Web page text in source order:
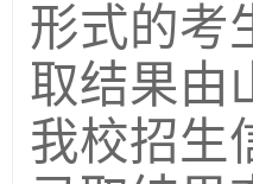
形式的考
取结果由
我校招生